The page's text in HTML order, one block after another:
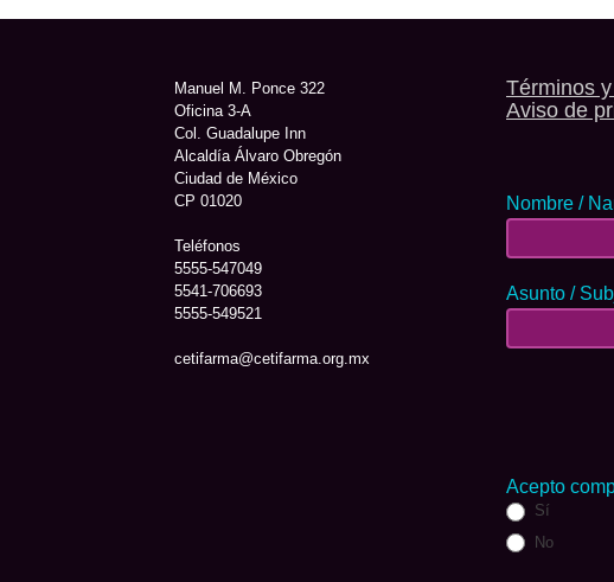
Manuel M. Ponce 322
Oficina 3-A
Col. Guadalupe Inn
Alcaldía Álvaro Obregón
Ciudad de México
CP 01020
Teléfonos
5555-547049
5541-706693
5555-549521
cetifarma@cetifarma.org.mx
Términos
Aviso de
Nombre /
Asunto /
Acepto
Sí
No